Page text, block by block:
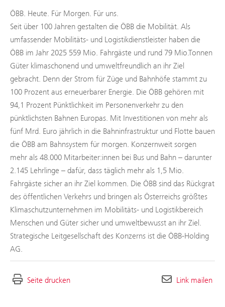
ÖBB. Heute. Für Morgen. Für uns.
Seit über 100 Jahren gestalten die ÖBB die Mobilität. Als
umfassender Mobilitäts- und Logistikdienstleister haben die
ÖBB im Jahr 2025 559 Mio. Fahrgäste und rund 79 Mio.Tonnen
Güter klimaschonend und umweltfreundlich an ihr Ziel
gebracht. Denn der Strom für Züge und Bahnhöfe stammt zu
100 Prozent aus erneuerbarer Energie. Die ÖBB gehören mit
94,1 Prozent Pünktlichkeit im Personenverkehr zu den
pünktlichsten Bahnen Europas. Mit Investitionen von mehr als
fünf Mrd. Euro jährlich in die Bahninfrastruktur und Flotte bauen
die ÖBB am Bahnsystem für morgen. Konzernweit sorgen
mehr als 48.000 Mitarbeiter:innen bei Bus und Bahn – darunter
2.145 Lehrlinge – dafür, dass täglich mehr als 1,5 Mio.
Fahrgäste sicher an ihr Ziel kommen. Die ÖBB sind das Rückgrat
des öffentlichen Verkehrs und bringen als Österreichs größtes
Klimaschutzunternehmen im Mobilitäts- und Logistikbereich
Menschen und Güter sicher und umweltbewusst an ihr Ziel.
Strategische Leitgesellschaft des Konzerns ist die ÖBB-Holding
AG.
Seite drucken Link mailen